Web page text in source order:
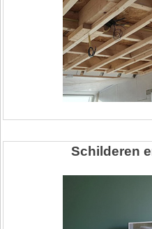
Schilderen